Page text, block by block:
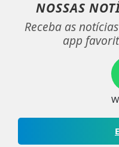
NOSSAS
Receba as
app